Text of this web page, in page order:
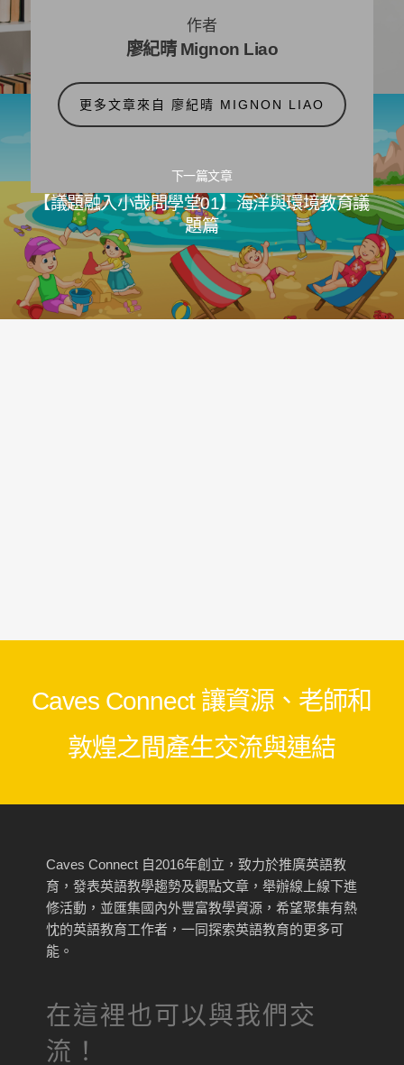
下一篇文章
【議題融入小哉問學堂01】海洋與環境教育議
題篇
作者
廖紀晴 Mignon Liao
更多文章來自 廖紀晴 MIGNON LIAO
Caves Connect 讓資源、老師和
敦煌之間產生交流與連結
Caves Connect 自2016年創立，致力於推廣英語教
育，發表英語教學趨勢及觀點文章，舉辦線上線下進
修活動，並匯集國內外豐富教學資源，希望聚集有熱
忱的英語教育工作者，一同探索英語教育的更多可
能。
在這裡也可以與我們交
流！